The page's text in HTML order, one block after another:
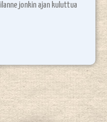
jonkin ajan kuluttua